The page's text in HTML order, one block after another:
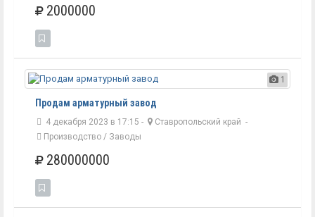
2000000
1
Продам арматурный завод
4 декабря 2023 в 17:15 - Ставропольский край -
Производство / Заводы
280000000